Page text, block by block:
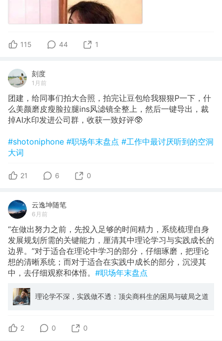
115 44 1
刻度
1月前
团建，给同事们拍大合照，拍完让豆包给我狠狠P一下，什
么美颜磨皮瘦脸拉腿ins风滤镜全整上，然后一键导出，裁
掉AI水印发进公司群，收获一致好评🥸
#shotoniphone #职场年末盘点 #工作中最讨厌听到的空洞
大词
21 6 0
云逸坤随笔
6月前
“在做出努力之前，先投入足够的时间精力，系统梳理自身
发展规划所需的关键能力，厘清其中理论学习与实践成长的
边界。”对于适合在理论中学习的部分，仔细琢磨，把理论
想的清晰系统；而对于适合在实践中成长的部分，沉浸其
中，去仔细观察和体悟。 #职场年末盘点
理论学不深，实践做不透：顶尖商科生的困局与破局之道
2 0 0